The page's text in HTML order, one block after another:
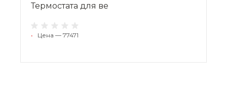
Термостата для ве
• Цена — 77471